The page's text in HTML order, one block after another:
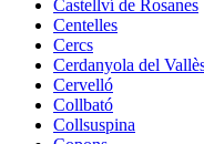
Castellví de Rosanes
Centelles
Cercs
Cerdanyola del
Cervelló
Collbató
Collsuspina